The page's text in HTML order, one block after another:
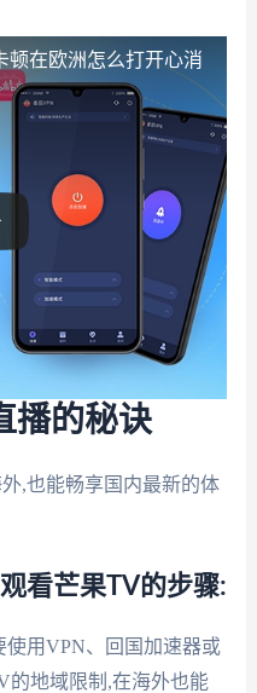
顿在欧洲怎么打开心消
播的秘诀
,也能畅享国内最新的体
看芒果TV的步骤:
用VPN、回国加速器或
的地域限制,在海外也能